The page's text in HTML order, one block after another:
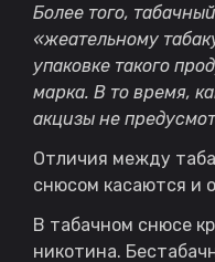
Более того,
«жеательному
упаковке такого
марка. В то время,
акцизы не
Отличия между
снюсом касаются и
В табачном снюсе
никотина.